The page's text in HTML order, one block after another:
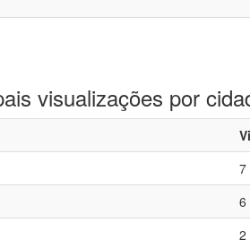
visualizações por
7
6
2